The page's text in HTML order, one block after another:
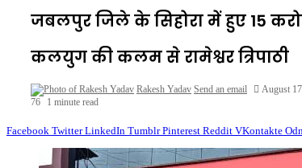
जबलपुर जिले के सिहोरा में हुए 15
कलयुग की कलम से रामेश्वर त्रिपाठी
Rakesh Yadav Send an email
August
76
1 minute read
Facebook Twitter LinkedIn Tumblr Pinterest Reddit VKontakte